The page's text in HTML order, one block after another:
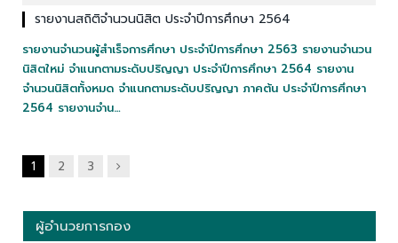
รายงานสถิติจำนวนนิสิต ประจำปีการศึกษา 2564
รายงานจำนวนผู้สำเร็จการศึกษา ประจำปีการศึกษา 2563 รายงานจำนวน
นิสิตใหม่ จำแนกตามระดับปริญญา ประจำปีการศึกษา 2564 รายงาน
จำนวนนิสิตทั้งหมด จำแนกตามระดับปริญญา ภาคต้น ประจำปีการศึกษา
2564 รายงานจำน…
1 2 3
ถัด
ผู้อำนวยการกอง